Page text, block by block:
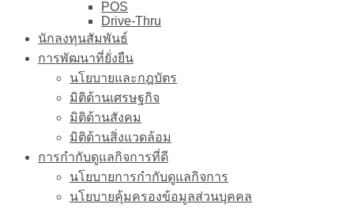
POS
Drive-Thru
นักลงทุนสัมพันธ์
การพัฒนาที่ยั่งยืน
นโยบายและกฎบัตร
มิติด้านเศรษฐกิจ
มิติด้านสังคม
มิติด้านสิ่งแวดล้อม
การกำกับดูแลกิจการที่ดี
นโยบายการกำกับดูแลกิจการ
นโยบายคุ้มครองข้อมูลส่วนบุคคล